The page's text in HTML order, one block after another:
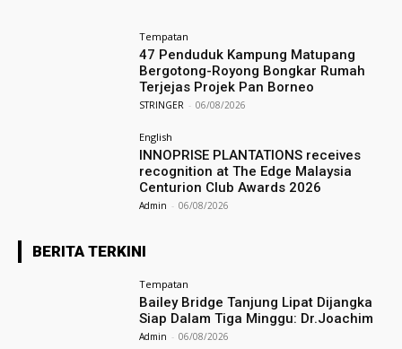
Tempatan
47 Penduduk Kampung Matupang
Bergotong-Royong Bongkar Rumah
Terjejas Projek Pan Borneo
STRINGER - 06/08/2026
English
INNOPRISE PLANTATIONS receives
recognition at The Edge Malaysia
Centurion Club Awards 2026
Admin - 06/08/2026
BERITA TERKINI
Tempatan
Bailey Bridge Tanjung Lipat Dijangka
Siap Dalam Tiga Minggu: Dr.Joachim
Admin - 06/08/2026